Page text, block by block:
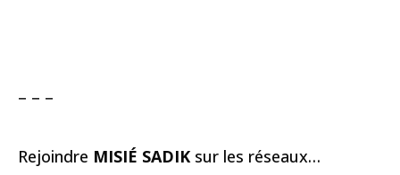
– – –
Rejoindre MISIÉ SADIKsur les réseaux…